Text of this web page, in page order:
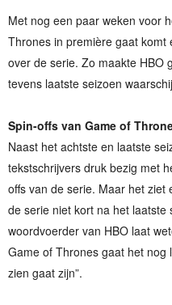
Met nog een paar weken voor
Thrones in première gaat
over de serie. Zo maakte HBO
tevens laatste seizoen
Spin-offs van Game of
Naast het achtste en laatste
tekstschrijvers druk bezig met
offs van de serie. Maar het ziet
de serie niet kort na het laatste
woordvoerder van HBO laat
Game of Thrones gaat het
zien gaat zijn”.